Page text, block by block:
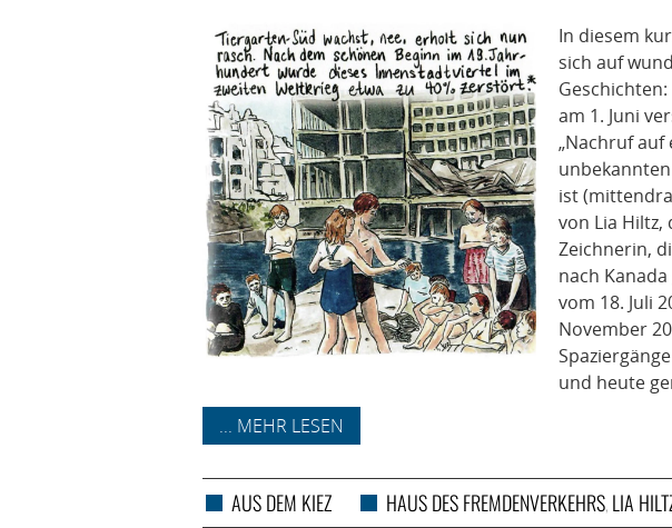
In diesem
sich auf
am 1. Juni
„Nachruf auf
ist
von Lia Hiltz,
Zeichnerin,
nach
vom 18. Juli
November
und heute
... MEHR LESEN
AUS DEM KIEZ HAUS DES FREMDENVERKEHRS, LIA